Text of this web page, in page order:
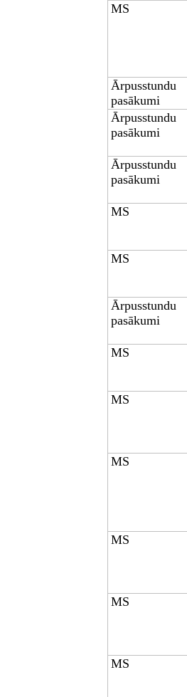
MS
Ārpusstundu
pasākumi
Ārpusstundu
pasākumi
Ārpusstundu
pasākumi
MS
MS
Ārpusstundu
pasākumi
MS
MS
MS
MS
MS
MS